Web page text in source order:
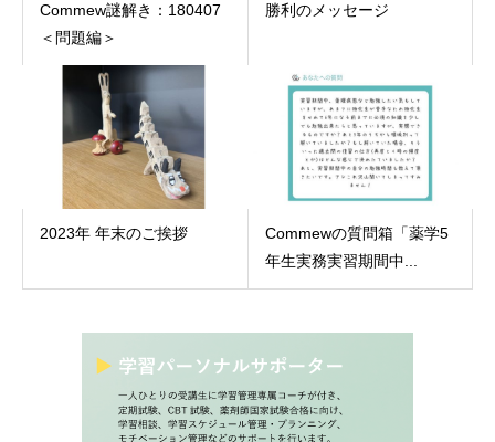
Commew謎解き：180407
＜問題編＞
勝利のメッセージ
2023年 年末のご挨拶
Commewの質問箱「薬学5
年生実務実習期間中...